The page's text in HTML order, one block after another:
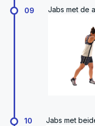
09 Jabs met de
10 Jabs met